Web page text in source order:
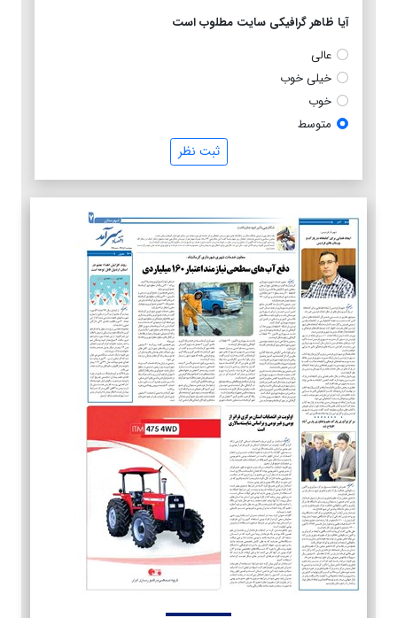
آیا ظاهر گرافیکی سایت مطلوب است
عالی
خیلی خوب
خوب
متوسط
ثبت نظر